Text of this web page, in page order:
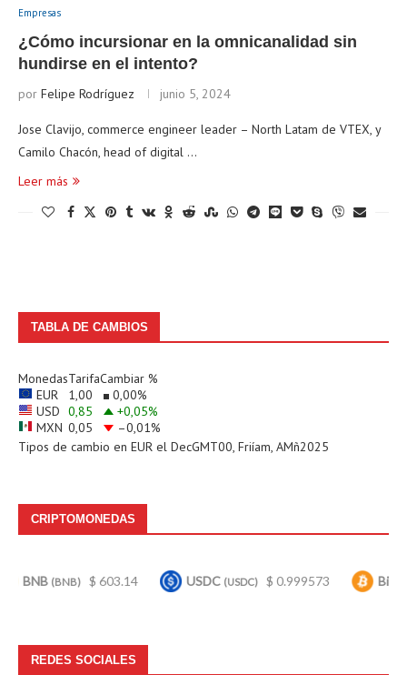
Empresas
¿Cómo incursionar en la omnicanalidad sin
hundirse en el intento?
por Felipe Rodríguez junio 5, 2024
Jose Clavijo, commerce engineer leader – North Latam de VTEX, y
Camilo Chacón, head of digital …
Leer más
TABLA DE CAMBIOS
MonedasTarifaCambiar %
EUR
1,00 0,00%
USD 0,85 +0,05%
MXN 0,05 –0,01%
Tipos de cambio en EUR el DecGMT00, Friíam, AMñ2025
CRIPTOMONEDAS
(BNB) $ 603.14 USDC(USDC) $ 0.999573 Bitcoin(BTC)
REDES SOCIALES